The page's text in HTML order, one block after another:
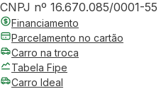
CNPJ nº 16.670.085/0001-55
Financiamento
Parcelamento no cartão
Carro na troca
Tabela Fipe
Carro Ideal